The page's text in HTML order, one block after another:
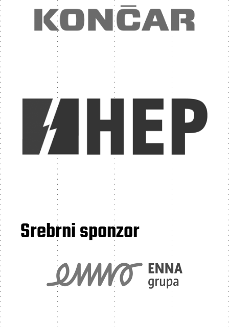
Srebrni sponzor